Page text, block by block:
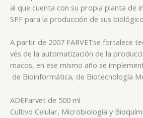
al que cuenta con su propia planta de
SPF para la producción de sus
A partir de 2007 FARVETse fortalece
vés de la automatización de la
macos, en ese mismo año se
de Bioinformática, de Biotecnología
ADEFarvet de 500 ml
Cultivo Celular, Microbiología y